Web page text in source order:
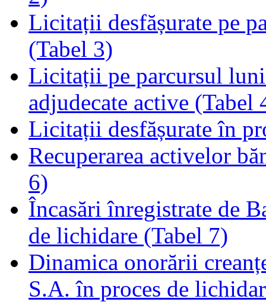
Licitații desfășurate pe
(Tabel 3)
Licitații pe parcursul
adjudecate active (Tabel
Licitații desfășurate în
Recuperarea activelor
6)
Încasări înregistrate de
de lichidare (Tabel 7)
Dinamica onorării
S.A. în proces de